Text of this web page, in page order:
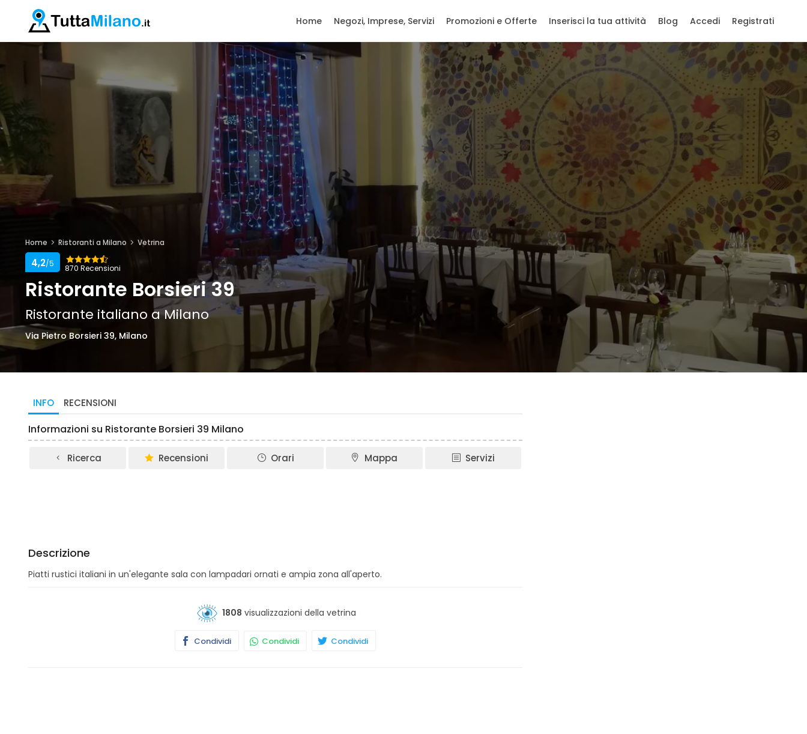
Home Negozi, Imprese, Servizi Promozioni e Offerte Inserisci la tua attività Blog Accedi Registrati
Home Ristoranti a Milano Vetrina
870 Recensioni
4,2/5
Ristorante Borsieri 39
Ristorante italiano a Milano
Via Pietro Borsieri 39, Milano
INFO RECENSIONI
Informazioni su Ristorante Borsieri 39 Milano
Ricerca Recensioni Orari Mappa Servizi
Descrizione
Piatti rustici italiani in un'elegante sala con lampadari ornati e ampia zona all'aperto.
1808 visualizzazioni della vetrina
Condividi Condividi Condividi